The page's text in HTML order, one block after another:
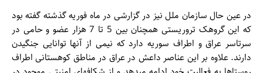
در عین حال سازمان ملل نیز در گزارشی در ماه فوریه گذشته گفته بود
که این گروهک تروریستی همچنان بین 5 تا 7 هزار عضو و حامی در
سرتاسر عراق و اطراف سوریه دارد که نیمی از آن­ها توانایی جنگیدن
دارند. علاوه بر این عناصر داعش در عراق در مناطق کوهستانی اطراف